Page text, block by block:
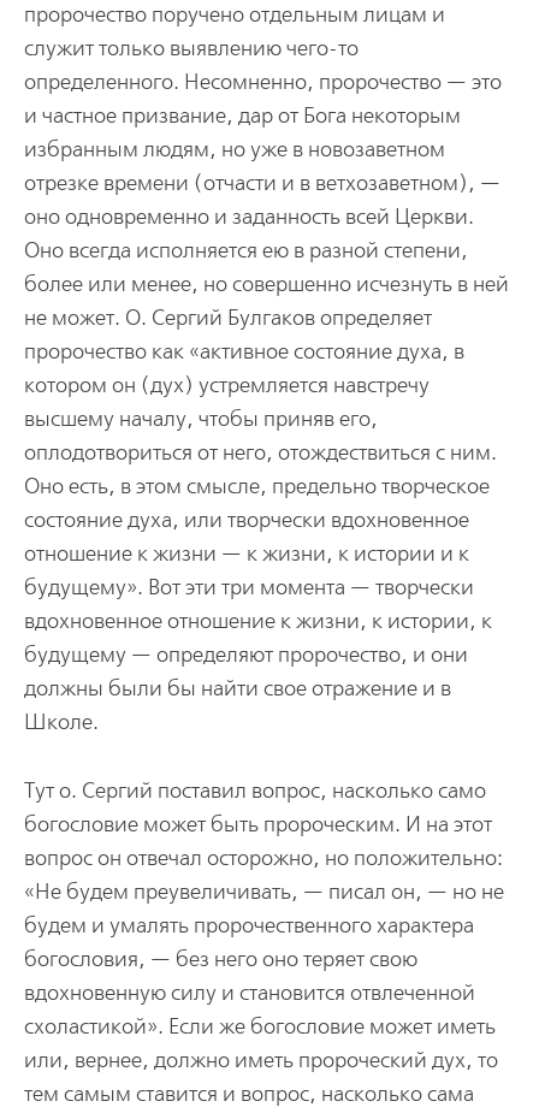
пророчество поручено отдельным лицам и
служит только выявлению чего-то
определенного. Несомненно, пророчество — это
и частное призвание, дар от Бога некоторым
избранным людям, но уже в новозаветном
отрезке времени (отчасти и в ветхозаветном), —
оно одновременно и заданность всей Церкви.
Оно всегда исполняется ею в разной степени,
более или менее, но совершенно исчезнуть в ней
не может. О. Сергий Булгаков определяет
пророчество как «активное состояние духа, в
котором он (дух) устремляется навстречу
высшему началу, чтобы приняв его,
оплодотвориться от него, отождествиться с ним.
Оно есть, в этом смысле, предельно творческое
состояние духа, или творчески вдохновенное
отношение к жизни — к жизни, к истории и к
будущему». Вот эти три момента — творчески
вдохновенное отношение к жизни, к истории, к
будущему — определяют пророчество, и они
должны были бы найти свое отражение и в
Школе.
Тут о. Сергий поставил вопрос, насколько само
богословие может быть пророческим. И на этот
вопрос он отвечал осторожно, но положительно:
«Не будем преувеличивать, — писал он, — но не
будем и умалять пророчественного характера
богословия, — без него оно теряет свою
вдохновенную силу и становится отвлеченной
схоластикой». Если же богословие может иметь
или, вернее, должно иметь пророческий дух, то
тем самым ставится и вопрос, насколько сама